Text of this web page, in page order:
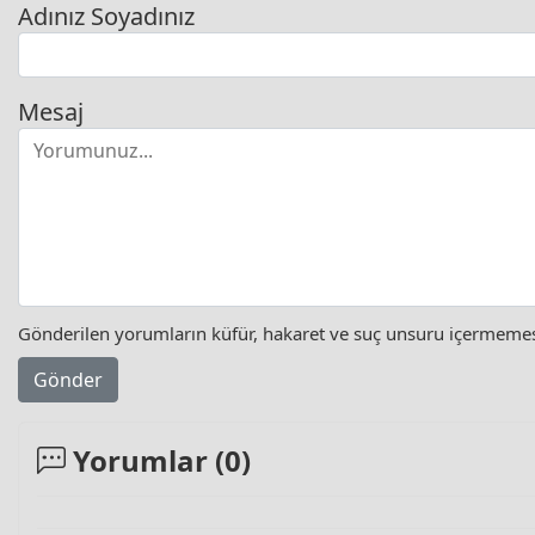
Adınız Soyadınız
Mesaj
Gönderilen yorumların küfür, hakaret ve suç unsuru
Gönder
Yorumlar (0)